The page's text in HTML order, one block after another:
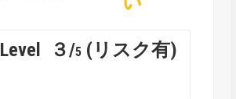
Level ３/5 (リスク有)